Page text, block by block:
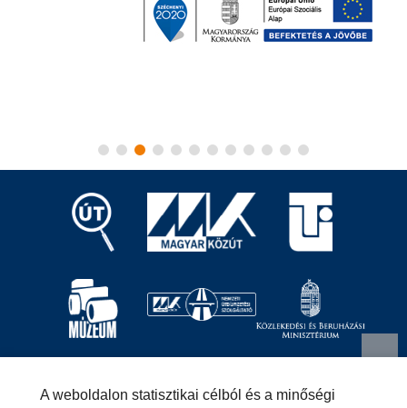
1024 Budapest, Fényes
Elek utca 7-13.
+36 (1) 819-9000 info@kozut.hu
A weboldalon statisztikai célból és a minőségi